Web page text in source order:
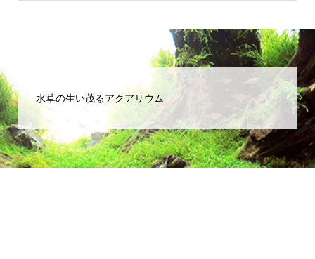
水草の生い茂るアクアリウム